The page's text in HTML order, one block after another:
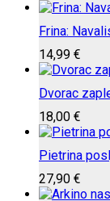
Frina:
14,99 €
Dvorac
18,00 €
Pietrina
27,90 €